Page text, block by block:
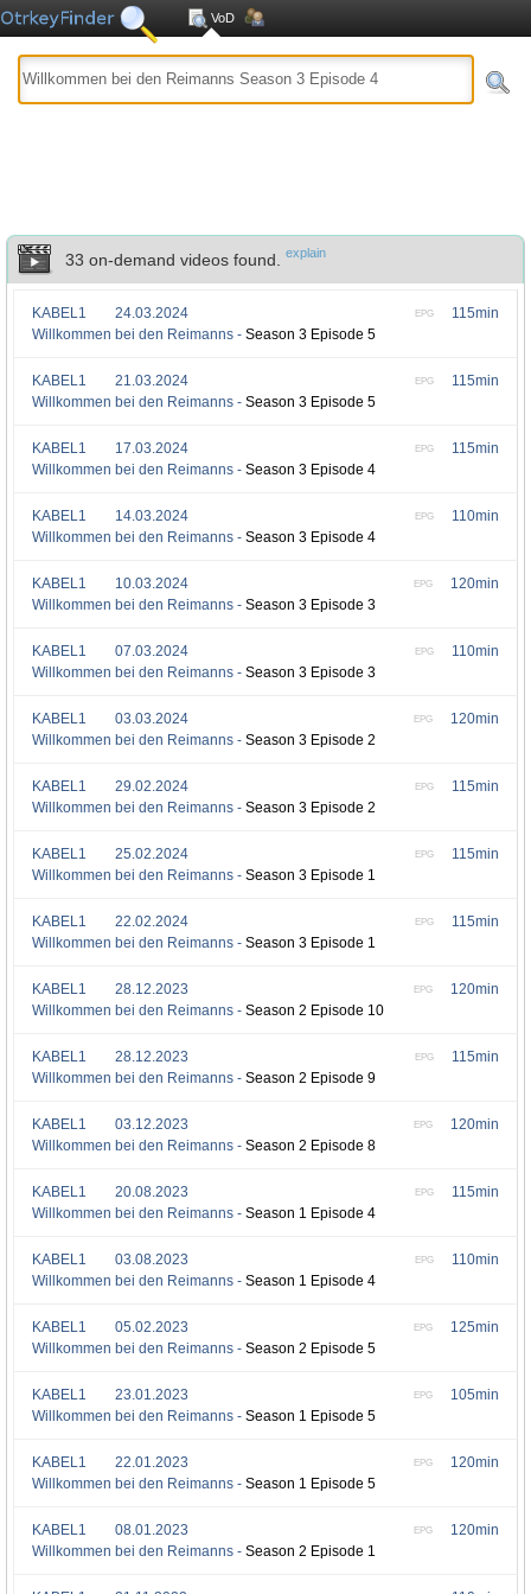
VoD
33 on-demand videos found. explain
115min
EPG
KABEL1
24.03.2024
Willkommen bei den Reimanns - Season 3 Episode 5
115min
EPG
KABEL1
21.03.2024
Willkommen bei den Reimanns - Season 3 Episode 5
115min
EPG
KABEL1
17.03.2024
Willkommen bei den Reimanns - Season 3 Episode 4
110min
EPG
KABEL1
14.03.2024
Willkommen bei den Reimanns - Season 3 Episode 4
120min
EPG
KABEL1
10.03.2024
Willkommen bei den Reimanns - Season 3 Episode 3
110min
EPG
KABEL1
07.03.2024
Willkommen bei den Reimanns - Season 3 Episode 3
120min
EPG
KABEL1
03.03.2024
Willkommen bei den Reimanns - Season 3 Episode 2
115min
EPG
KABEL1
29.02.2024
Willkommen bei den Reimanns - Season 3 Episode 2
115min
EPG
KABEL1
25.02.2024
Willkommen bei den Reimanns - Season 3 Episode 1
115min
EPG
KABEL1
22.02.2024
Willkommen bei den Reimanns - Season 3 Episode 1
120min
EPG
KABEL1
28.12.2023
Willkommen bei den Reimanns - Season 2 Episode 10
115min
EPG
KABEL1
28.12.2023
Willkommen bei den Reimanns - Season 2 Episode 9
120min
EPG
KABEL1
03.12.2023
Willkommen bei den Reimanns - Season 2 Episode 8
115min
EPG
KABEL1
20.08.2023
Willkommen bei den Reimanns - Season 1 Episode 4
110min
EPG
KABEL1
03.08.2023
Willkommen bei den Reimanns - Season 1 Episode 4
125min
EPG
KABEL1
05.02.2023
Willkommen bei den Reimanns - Season 2 Episode 5
105min
EPG
KABEL1
23.01.2023
Willkommen bei den Reimanns - Season 1 Episode 5
120min
EPG
KABEL1
22.01.2023
Willkommen bei den Reimanns - Season 1 Episode 5
120min
EPG
KABEL1
08.01.2023
Willkommen bei den Reimanns - Season 2 Episode 1